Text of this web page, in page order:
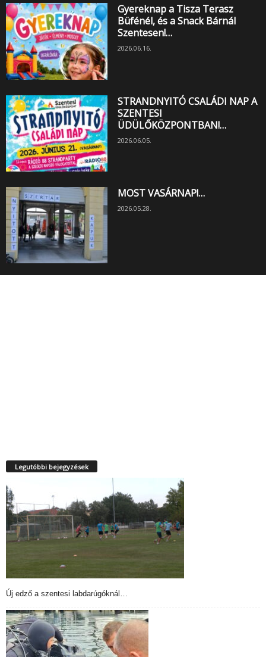
Gyereknap a Tisza Terasz
Büfénél, és a Snack Bárnál
Szentesen!…
2026.06.16.
STRANDNYITÓ CSALÁDI NAP A
SZENTESI
ÜDÜLŐKÖZPONTBAN!…
2026.06.05.
MOST VASÁRNAP!…
2026.05.28.
Legutóbbi bejegyzések
Új edző a szentesi labdarúgóknál…